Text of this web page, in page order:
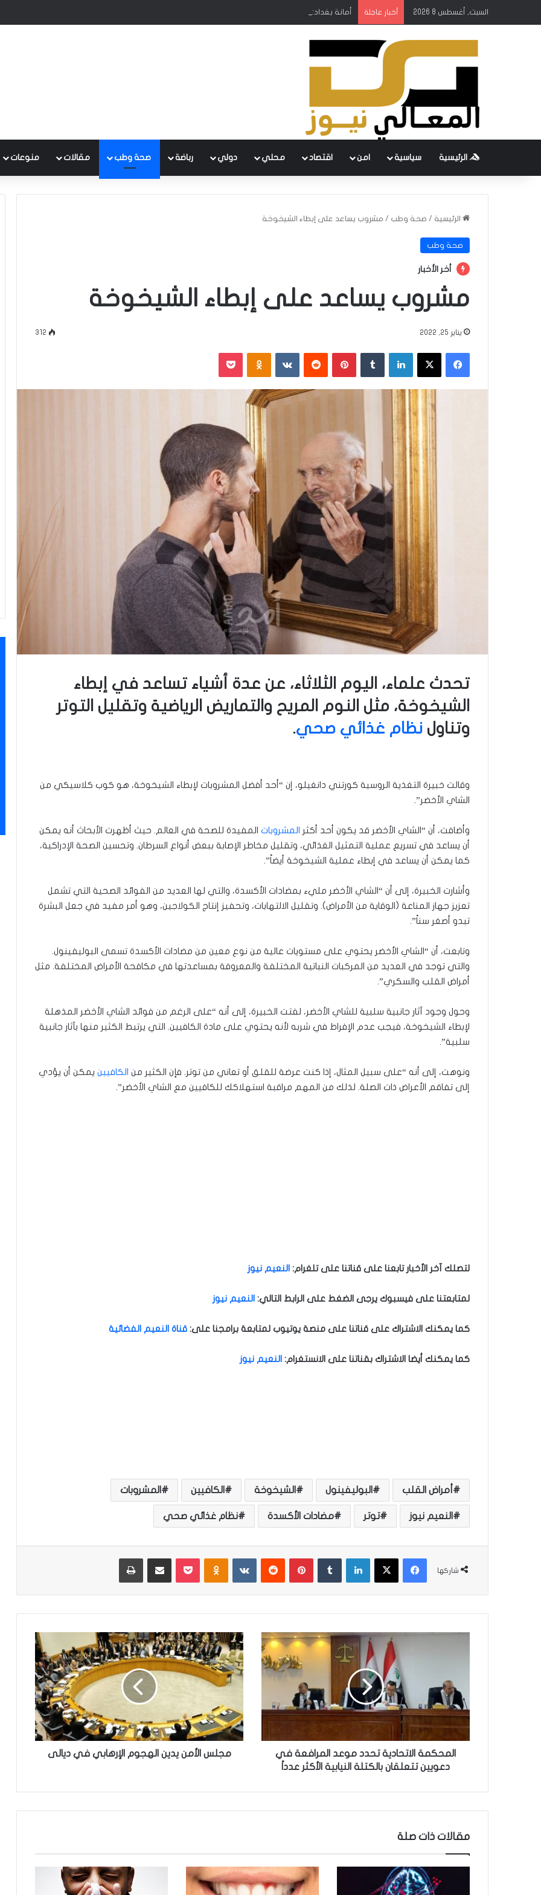
السبت, أغسطس 8 2026 أخبار عاجلة أمانة بغداد: إطلاق مشروع متكامل لتطوير إدارة النفايات بالتعاون مع البنك الدولي
الرئيسية سياسية امن اقتصاد محلي دولي رباضة صحة وطب مقالات منوعات
الرئيسية / صحة وطب / مشروب يساعد على إبطاء الشيخوخة
صحة وطب
أخر الأخبار
مشروب يساعد على إبطاء الشيخوخة
يناير 25, 2022 312
فيسبوك ‫X لينكدإن بينتيريست ‏VKontakte
تحدث علماء، اليوم الثلاثاء، عن عدة أشياء تساعد في إبطاء
الشيخوخة، مثل النوم المريح والتماريض الرياضية وتقليل التوتر
وتناول نظام غذائي صحي.
وقالت خبيرة التغذية الروسية كورتني دانغيلو، إن “أحد أفضل المشروبات لإبطاء الشيخوخة، هو كوب كلاسيكي من
الشاي الأخضر”.
وأضافت، أن “الشاي الأخضر قد يكون أحد أكثر المشروبات المفيدة للصحة في العالم. حيث أظهرت الأبحاث أنه يمكن
أن يساعد في تسريع عملية التمثيل الغذائي، وتقليل مخاطر الإصابة ببعض أنواع السرطان. وتحسين الصحة الإدراكية،
كما يمكن أن يساعد في إبطاء عملية الشيخوخة أيضاً”.
وأشارت الخبيرة، إلى أن “الشاي الأخضر مليء بمضادات الأكسدة، والتي لها العديد من الفوائد الصحية التي تشمل
تعزيز جهاز المناعة (الوقاية من الأمراض). وتقليل الالتهابات، وتحفيز إنتاج الكولاجين، وهو أمر مفيد في جعل البشرة
تبدو أصغر سناً”.
وتابعت، أن “الشاي الأخضر يحتوي على مستويات عالية من نوع معين من مضادات الأكسدة تسمى البوليفينول.
والتي توجد في العديد من المركبات النباتية المختلفة والمعروفة بمساعدتها في مكافحة الأمراض المختلفة. مثل
أمراض القلب والسكري”.
وحول وجود آثار جانبية سلبية للشاي الأخضر، لفتت الخبيرة، إلى أنه “على الرغم من فوائد الشاي الأخضر المذهلة
لإبطاء الشيخوخة، فيجب عدم الإفراط في شربه لأنه يحتوي على مادة الكافيين. التي يرتبط الكثير منها بآثار جانبية
سلبية”.
ونوهت، إلى أنه “على سبيل المثال، إذا كنت عرضة للقلق أو تعاني من توتر. فإن الكثير من الكافيين يمكن أن يؤدي
إلى تفاقم الأعراض ذات الصلة. لذلك من المهم مراقبة استهلاكك للكافيين مع الشاي الأخضر”.
لتصلك آخر الأخبار تابعنا على قناتنا على تلغرام: النعيم نيوز
لمتابعتنا على فيسبوك يرجى الضغط على الرابط التالي: النعيم نيوز
كما يمكنك الاشتراك على قناتنا على منصة يوتيوب لمتابعة برامجنا على: قناة النعيم الفضائية
كما يمكنك أيضا الاشتراك بقناتنا على الانستغرام: النعيم نيوز
أمراض القلب البوليفينول الشيخوخة الكافيين المشروبات
النعيم نيوز توتر مضادات الأكسدة نظام غذائي صحي
شاركها
فيسبوك ‫X لينكدإن بينتيريست ‏VKontakte
م
ة
ا
ل
ا
ت
ح
د
المحكمة الاتحادية تحدد موعد المرافعة في
دعويين تتعلقان بالكتلة النيابية الأكثر عدداً
م
ج
ل
س
أ
م
ن
ن
و
م
ا
مجلس الأمن يدين الهجوم الإرهابي في ديالى
مقالات ذات صلة